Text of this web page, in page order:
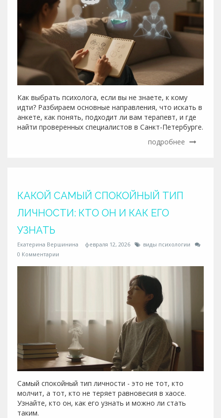
Как выбрать психолога, если вы не знаете, к кому
идти? Разбираем основные направления, что искать в
анкете, как понять, подходит ли вам терапевт, и где
найти проверенных специалистов в Санкт-Петербурге.
подробнее
КАКОЙ САМЫЙ СПОКОЙНЫЙ ТИП
ЛИЧНОСТИ: КТО ОН И КАК ЕГО
УЗНАТЬ
Екатерина Вершинина февраля 12, 2026
виды психологии
0 Комментарии
Самый спокойный тип личности - это не тот, кто
молчит, а тот, кто не теряет равновесия в хаосе.
Узнайте, кто он, как его узнать и можно ли стать
таким.